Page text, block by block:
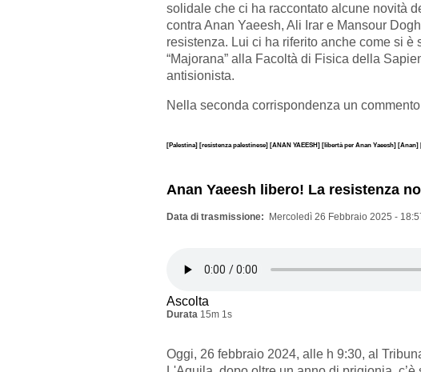
solidale che ci ha raccontato alcune novità
contra Anan Yaeesh, Ali Irar e Mansour
resistenza. Lui ci ha riferito anche come si
“Majorana” alla Facoltà di Fisica della
antisionista.
Nella seconda corrispondenza un
[Palestina] [resistenza palestinese] [ANAN YAEESH] [libertà per Anan Yaeesh] [Anan]
Anan Yaeesh libero! La resistenza
Data di trasmissione Mercoledì 26 Febbraio 2025 -
Ascolta
Durata 15m 1s
Oggi, 26 febbraio 2024, alle h 9:30, al